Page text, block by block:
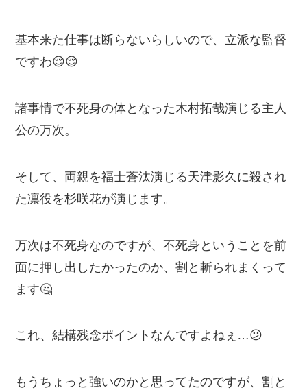
基本来た仕事は断らないらしいので、立派な監督
ですわ😌😌
諸事情で不死身の体となった木村拓哉演じる主人
公の万次。
そして、両親を福士蒼汰演じる天津影久に殺され
た凛役を杉咲花が演じます。
万次は不死身なのですが、不死身ということを前
面に押し出したかったのか、割と斬られまくって
ます🤔
これ、結構残念ポイントなんですよねぇ…😕
もうちょっと強いのかと思ってたのですが、割と